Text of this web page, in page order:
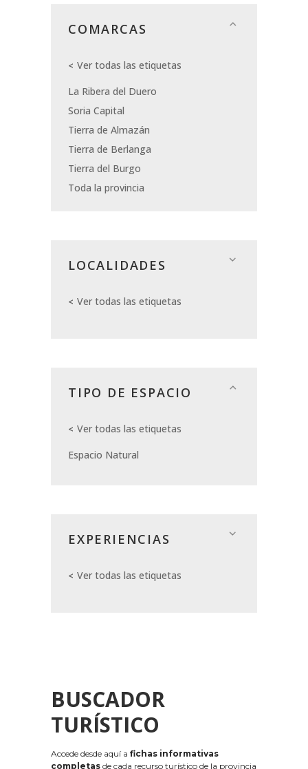
COMARCAS
Ver todas las etiquetas
La Ribera del Duero
Soria Capital
Tierra de Almazán
Tierra de Berlanga
Tierra del Burgo
Toda la provincia
LOCALIDADES
Ver todas las etiquetas
TIPO DE ESPACIO
Ver todas las etiquetas
Espacio Natural
EXPERIENCIAS
Ver todas las etiquetas
BUSCADOR
TURÍSTICO
Accede desde aquí a fichas informativas
completas de cada recurso turístico de la provincia